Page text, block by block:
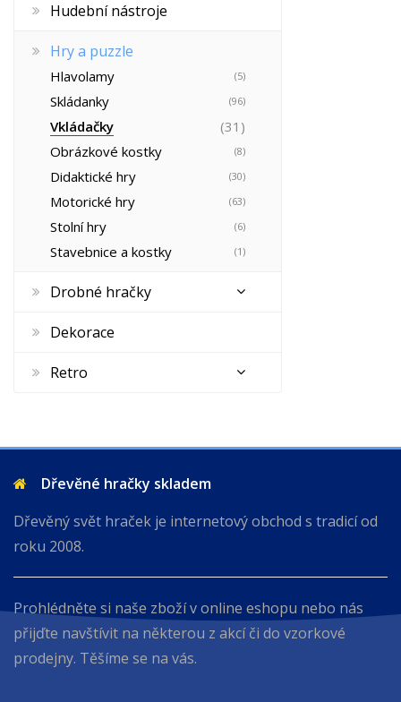
Hudební nástroje
Hry a puzzle
Hlavolamy (5)
Skládanky (96)
Vkládačky
(31)
Obrázkové kostky
(8)
Didaktické hry (30)
Motorické hry (63)
Stolní hry (6)
Stavebnice a kostky (1)
Drobné hračky
Dekorace
Retro
Dřevěné hračky skladem
Dřevěný svět hraček je internetový obchod s tradicí od
roku 2008.
Prohlédněte si naše zboží v online eshopu nebo nás
přijďte navštívit na některou z akcí či do vzorkové
prodejny. Těšíme se na vás.